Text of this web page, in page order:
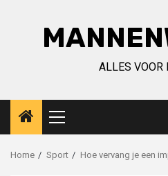
ALLES VOOR
Primair
menu
Home Sport Hoe vervang je een